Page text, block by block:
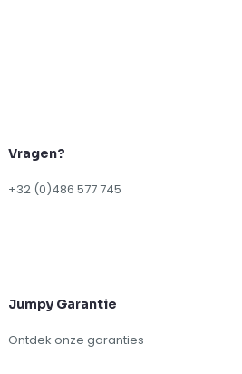
Vragen?
+32 (0)486 577 745
Jumpy Garantie
Ontdek onze garanties